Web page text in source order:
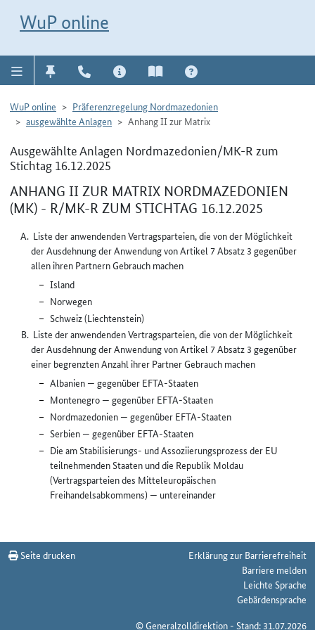
WuP online
WuP online
Präferenzregelung Nordmazedonien
ausgewählte Anlagen
Anhang II zur Matrix
Ausgewählte Anlagen Nordmazedonien/MK-R zum
Stichtag 16.12.2025
ANHANG II ZUR MATRIX NORDMAZEDONIEN
(MK) - R/MK-R ZUM STICHTAG 16.12.2025
Liste der anwendenden Vertragsparteien, die von der Möglichkeit
der Ausdehnung der Anwendung von Artikel 7 Absatz 3 gegenüber
allen ihren Partnern Gebrauch machen
Island
Norwegen
Schweiz (Liechtenstein)
Liste der anwendenden Vertragsparteien, die von der Möglichkeit
der Ausdehnung der Anwendung von Artikel 7 Absatz 3 gegenüber
einer begrenzten Anzahl ihrer Partner Gebrauch machen
Albanien — gegenüber EFTA-Staaten
Montenegro — gegenüber EFTA-Staaten
Nordmazedonien — gegenüber EFTA-Staaten
Serbien — gegenüber EFTA-Staaten
Die am Stabilisierungs- und Assoziierungsprozess der EU
teilnehmenden Staaten und die Republik Moldau
(Vertragsparteien des Mitteleuropäischen
Freihandelsabkommens) — untereinander
Seite drucken
Erklärung zur Barrierefreiheit
Barriere melden
Leichte Sprache
Gebärdensprache
© Generalzolldirektion - Stand: 31.07.2026